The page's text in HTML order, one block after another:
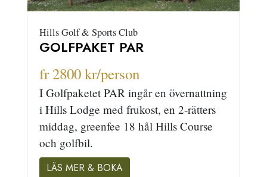
Hills Golf & Sports Club
GOLFPAKET PAR
fr 2800 kr/person
I Golfpaketet PAR ingår en övernattning
i Hills Lodge med frukost, en 2-rätters
middag, greenfee 18 hål Hills Course
och golfbil.
LÄS MER & BOKA